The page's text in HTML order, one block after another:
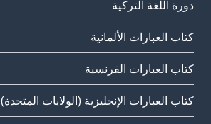
دورة اللغة التركية
كتاب العبارات الألمانية
كتاب العبارات الفرنسية
كتاب العبارات الإنجليزية (الولايات المتحدة)